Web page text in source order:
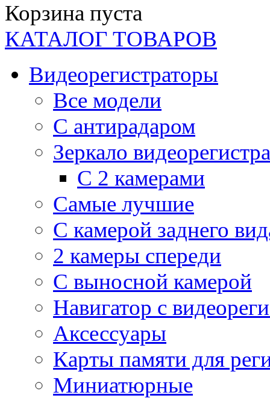
Корзина пуста
КАТАЛОГ ТОВАРОВ
Видеорегистраторы
Все модели
C антирадаром
Зеркало
С 2 камерами
Самые лучшие
С камерой заднего
2 камеры спереди
С выносной камерой
Навигатор с
Аксессуары
Карты памяти для
Миниатюрные